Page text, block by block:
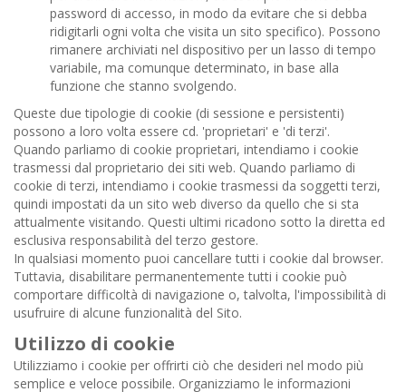
password di accesso, in modo da evitare che si debba
ridigitarli ogni volta che visita un sito specifico). Possono
rimanere archiviati nel dispositivo per un lasso di tempo
variabile, ma comunque determinato, in base alla
funzione che stanno svolgendo.
Queste due tipologie di cookie (di sessione e persistenti)
possono a loro volta essere cd. 'proprietari' e 'di terzi'.
Quando parliamo di cookie proprietari, intendiamo i cookie
trasmessi dal proprietario dei siti web. Quando parliamo di
cookie di terzi, intendiamo i cookie trasmessi da soggetti terzi,
quindi impostati da un sito web diverso da quello che si sta
attualmente visitando. Questi ultimi ricadono sotto la diretta ed
esclusiva responsabilità del terzo gestore.
In qualsiasi momento puoi cancellare tutti i cookie dal browser.
Tuttavia, disabilitare permanentemente tutti i cookie può
comportare difficoltà di navigazione o, talvolta, l'impossibilità di
usufruire di alcune funzionalità del Sito.
Utilizzo di cookie
Utilizziamo i cookie per offrirti ciò che desideri nel modo più
semplice e veloce possibile. Organizziamo le informazioni